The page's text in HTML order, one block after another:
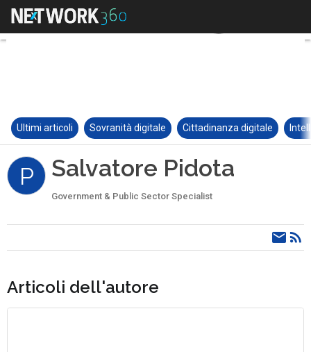
Ultimi articoli Sovranità digitale Cittadinanza digitale
P Salvatore Pidota
Government & Public Sector Specialist
Articoli dell'autore